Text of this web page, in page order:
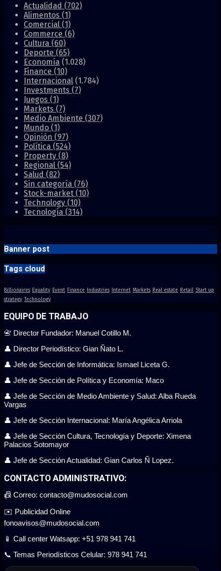
Actualidad (702)
Alimentos (1)
Comercial (1)
Commerce (6)
Cultura (60)
Deporte (65)
Economía (1.028)
Finance (10)
Internacional (1.784)
Investments (7)
Juegos (1)
Markets (7)
Medio Ambiente (307)
Mundo (1)
Opinión (97)
Política (524)
Property (8)
Regional (54)
Salud (82)
Sin categoría (76)
Stock-market (10)
Technology (10)
Tecnología (314)
Banner post
Tags cloud
Billionaires Equality Event Finance Industries Internet Markets Real estate Retail Start up
strategy Technology
EQUIPO DE TRABAJO
📇 Director Fundador: Manuel Cotillo M.
👤 Director Periodístico: Gian Ñato L.
👤 Jefe de Sección de Informática: Ismael Liceta G.
👤 Jefe de Sección de Política y Economía: Maco
👤 Jefe de Sección de Medio Ambiente y Salud: Alba Rueda
Vargas
👤 Jefe de Sección Internacional: María Angélica Arriola
👤 Jefe de Sección Cultura, Tecnología y Deporte: Ximena
Palacios Sotomayor
👤 Jefe de Sección Actualidad: Gian Carlos Ñ Lopez.
CONTACTO ADMINISTRATIVO:
📠 Correo: contacto@mudosocial.com
✉️ Publicidad Online
fonoavisos@mudosocial.com
📱 Call center Watsapp: +51 978 941 741
📞 Temas Periodísticos Celular: 978 941 741